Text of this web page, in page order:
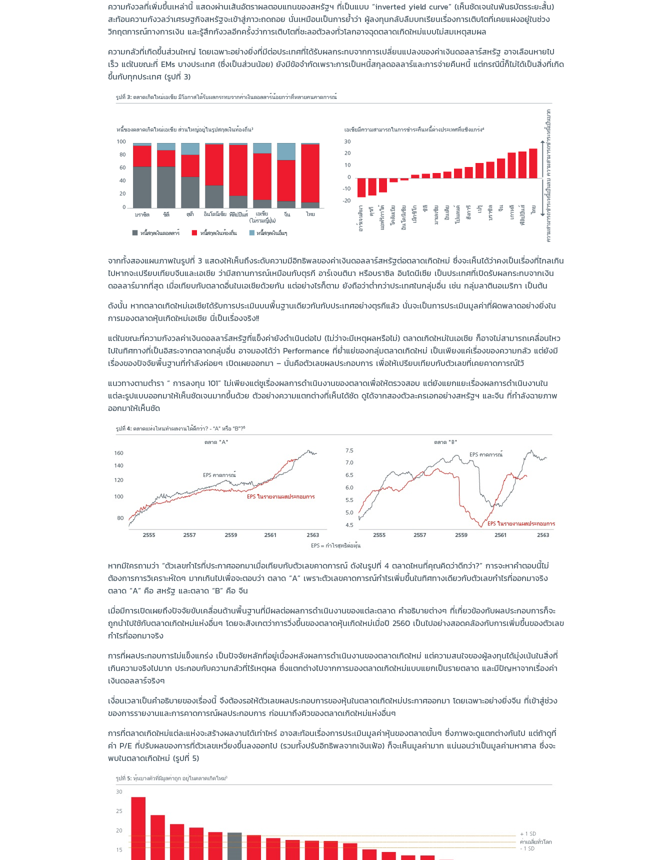
ความกังวลที่เพิ่มขึ้นเหล่านี้ แสดงผ่านเส้นอัตราผลตอบแทนของสหรัฐฯ ที่เป็นแบบ “inverted yield curve” (เห็นชัดเจนในพันธบัตรระยะสั้น)
สะท้อนความกังวลว่าเศรษฐกิจสหรัฐจะเข้าสู่ภาวะถดถอย นั่นเหมือนเป็นการย้ำว่า ผู้ลงทุนกลับลืมบทเรียนเรื่องการเติบโตที่เคยแฝงอยู่ในช่วง
วิกฤตการณ์ทางการเงิน และรู้สึกกังวลอีกครั้งว่าการเติบโตที่ชะลอตัวลงทั่วโลกอาจฉุดตลาดเกิดใหม่แบบไม่สมเหตุสมผล
ความกลัวที่เกิดขึ้นส่วนใหญ่ โดยเฉพาะอย่างยิ่งที่มีต่อประเทศที่ได้รับผลกระทบจากการเปลี่ยนแปลงของค่าเงินดอลลาร์สหรัฐ อาจเลือนหายไป
เร็ว แต่ในขณะที่ EMs บางประเทศ (ซึ่งเป็นส่วนน้อย) ยังมีข้อจำกัดเพราะการเป็นหนี้สกุลดอลลาร์และการจ่ายคืนหนี้ แต่กรณีนี้ก็ไม่ได้เป็นสิ่งที่เกิด
ขึ้นกับทุกประเทศ (รูปที่ 3)
จากทั้งสองแผนภาพในรูปที่ 3 แสดงให้เห็นถึงระดับความมีอิทธิพลของค่าเงินดอลลาร์สหรัฐต่อตลาดเกิดใหม่ ซึ่งจะเห็นได้ว่าคงเป็นเรื่องที่ไกลเกิน
ไปหากจะเปรียบเทียบจีนและเอเชีย ว่ามีสถานการณ์เหมือนกับตุรกี อาร์เจนตินา หรือบราซิล อินโดนีเซีย เป็นประเทศที่เปิดรับผลกระทบจากเงิน
ดอลลาร์มากที่สุด เมื่อเทียบกับตลาดอื่นในเอเชียด้วยกัน แต่อย่างไรก็ตาม ยังถือว่าต่ำกว่าประเทศในกลุ่มอื่น เช่น กลุ่มลาตินอเมริกา เป็นต้น
ดังนั้น หากตลาดเกิดใหม่เอเชียได้รับการประเมินบนพื้นฐานเดียวกันกับประเทศอย่างตุรกีแล้ว นั่นจะเป็นการประเมินมูลค่าที่ผิดพลาดอย่างยิ่งใน
การมองตลาดหุ้นเกิดใหม่เอเชีย นี่เป็นเรื่องจริง!!
แต่ในขณะที่ความกังวลค่าเงินดอลลาร์สหรัฐที่แข็งค่ายังดำเนินต่อไป (ไม่ว่าจะมีเหตุผลหรือไม่) ตลาดเกิดใหม่ในเอเชีย ก็อาจไม่สามารถเคลื่อนไหว
ไปในทิศทางที่เป็นอิสระจากตลาดกลุ่มอื่น อาจมองได้ว่า Performance ที่ย่ำแย่ของกลุ่มตลาดเกิดใหม่ เป็นเพียงแค่เรื่องของความกลัว แต่ยังมี
เรื่องของปัจจัยพื้นฐานที่กำลังค่อยๆ เปิดเผยออกมา – นั่นคือตัวเลขผลประกอบการ เพื่อให้เปรียบเทียบกับตัวเลขที่เคยคาดการณ์ไว้
แนวทางตามตำรา “ การลงทุน 101” ไม่เพียงแต่ชูเรื่องผลการดำเนินงานของตลาดเพื่อให้ตรวจสอบ แต่ยังแยกแยะเรื่องผลการดำเนินงานใน
แต่ละรูปแบบออกมาให้เห็นชัดเจนมากขึ้นด้วย ตัวอย่างความแตกต่างที่เห็นได้ชัด ดูได้จากสองตัวละครเอกอย่างสหรัฐฯ และจีน ที่กำลังฉายภาพ
ออกมาให้เห็นชัด
หากมีใครถามว่า “ตัวเลขกำไรที่ประกาศออกมาเมื่อเทียบกับตัวเลขคาดการณ์ ดังในรูปที่ 4 ตลาดไหนที่คุณคิดว่าดีกว่า?” การจะหาคำตอบนี้ไม่
ต้องการการวิเคราะห์ใดๆ มากเกินไปเพื่อจะตอบว่า ตลาด “A” เพราะตัวเลขคาดการณ์กำไรเพิ่มขึ้นในทิศทางเดียวกับตัวเลขกำไรที่ออกมาจริง
ตลาด “A” คือ สหรัฐ และตลาด “B” คือ จีน
เมื่อมีการเปิดเผยถึงปัจจัยขับเคลื่อนด้านพื้นฐานที่มีผลต่อผลการดำเนินงานของแต่ละตลาด คำอธิบายต่างๆ ที่เกี่ยวข้องกับผลประกอบการก็จะ
ถูกนำไปใช้กับตลาดเกิดใหม่แห่งอื่นๆ โดยจะสังเกตว่าการวิ่งขึ้นของตลาดหุ้นเกิดใหม่เมื่อปี 2560 เป็นไปอย่างสอดคล้องกับการเพิ่มขึ้นของตัวเลข
กำไรที่ออกมาจริง
การที่ผลประกอบการไม่แข็งแกร่ง เป็นปัจจัยหลักที่อยู่เบื้องหลังผลการดำเนินงานของตลาดเกิดใหม่ แต่ความสนใจของผู้ลงทุนได้มุ่งเน้นในสิ่งที่
เกินความจริงไปมาก ประกอบกับความกลัวที่ไร้เหตุผล ซึ่งแตกต่างไปจากการมองตลาดเกิดใหม่แบบแยกเป็นรายตลาด และมีปัญหาจากเรื่องค่า
เงินดอลลาร์จริงๆ
เงื่อนเวลาเป็นคำอธิบายของเรื่องนี้ จึงต้องรอให้ตัวเลขผลประกอบการของหุ้นในตลาดเกิดใหม่ประกาศออกมา โดยเฉพาะอย่างยิ่งจีน ที่เข้าสู่ช่วง
ของการรายงานและการคาดการณ์ผลประกอบการ ก่อนมาถึงคิวของตลาดเกิดใหม่แห่งอื่นๆ
การที่ตลาดเกิดใหม่แต่ละแห่งจะสร้างผลงานได้เท่าไหร่ อาจสะท้อนเรื่องการประเมินมูลค่าหุ้นของตลาดนั้นๆ ซึ่งภาพจะดูแตกต่างกันไป แต่ถ้าดูที่
ค่า P/E ที่ปรับผลของการที่ตัวเลขเหวี่ยงขึ้นลงออกไป (รวมทั้งปรับอิทธิพลจากเงินเฟ้อ) ก็จะเห็นมูลค่ามาก แน่นอนว่าเป็นมูลค่ามหาศาล ซึ่งจะ
พบในตลาดเกิดใหม่ (รูปที่ 5)